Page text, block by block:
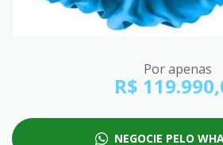
Por apenas
R$
NEGOCIE PELO